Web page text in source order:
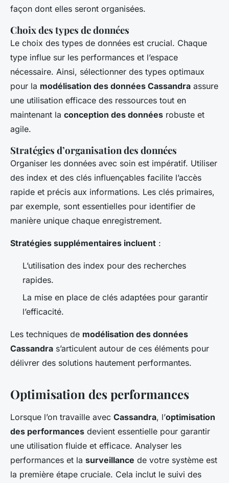
façon dont elles seront organisées.
Choix des types de données
Le choix des types de données est crucial. Chaque
type influe sur les performances et l’espace
nécessaire. Ainsi, sélectionner des types optimaux
pour la modélisation des données Cassandra assure
une utilisation efficace des ressources tout en
maintenant la conception des données robuste et
agile.
Stratégies d’organisation des données
Organiser les données avec soin est impératif. Utiliser
des index et des clés influençables facilite l’accès
rapide et précis aux informations. Les clés primaires,
par exemple, sont essentielles pour identifier de
manière unique chaque enregistrement.
Stratégies supplémentaires incluent :
L’utilisation des index pour des recherches
rapides.
La mise en place de clés adaptées pour garantir
l’efficacité.
Les techniques de modélisation des données
Cassandra s’articulent autour de ces éléments pour
délivrer des solutions hautement performantes.
Optimisation des performances
Lorsque l’on travaille avec Cassandra, l’optimisation
des performances devient essentielle pour garantir
une utilisation fluide et efficace. Analyser les
performances et la surveillance de votre système est
la première étape cruciale. Cela inclut le suivi des